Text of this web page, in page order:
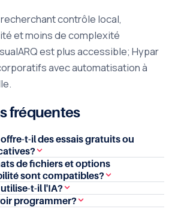
recherchant contrôle local,
et moins de complexité
est plus accessible; Hypar
avec automatisation à
fréquentes
t-il des essais gratuits ou
de fichiers et options
sont compatibles?
t-il l'IA?
programmer?